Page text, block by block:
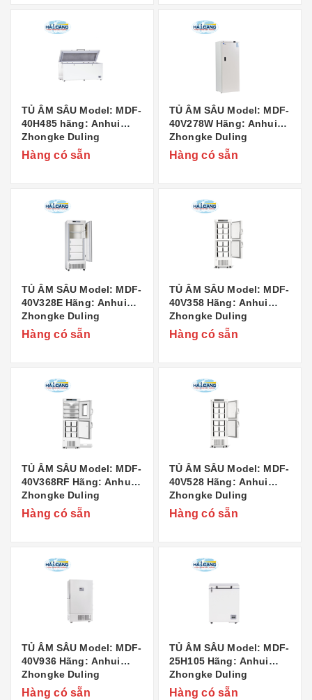
TỦ ÂM SÂU Model: MDF-
40H485 hãng: Anhui
Zhongke Duling
Commercial Appliance
Co..,Ltd Xuất xứ: Trung
Hàng có sẵn
TỦ ÂM SÂU Model: MDF-
40V278W Hãng: Anhui
Zhongke Duling
Commercial Appliance
Co..,Ltd Xuất xứ: Trung
Hàng có sẵn
TỦ ÂM SÂU Model: MDF-
40V328E Hãng: Anhui
Zhongke Duling
Commercial Appliance
Co..,Ltd Xuất xứ: Trung
Hàng có sẵn
TỦ ÂM SÂU Model: MDF-
40V358 Hãng: Anhui
Zhongke Duling
Commercial Appliance
Co..,Ltd Xuất xứ: Trung
Hàng có sẵn
TỦ ÂM SÂU Model: MDF-
40V368RF Hãng: Anhui
Zhongke Duling
Commercial Appliance
Co..,Ltd Xuất xứ: Trung
Hàng có sẵn
TỦ ÂM SÂU Model: MDF-
40V528 Hãng: Anhui
Zhongke Duling
Commercial Appliance
Co..,Ltd Xuất xứ: Trung
Hàng có sẵn
TỦ ÂM SÂU Model: MDF-
40V936 Hãng: Anhui
Zhongke Duling
Commercial Appliance
Hàng có sẵn
TỦ ÂM SÂU Model: MDF-
25H105 Hãng: Anhui
Zhongke Duling
Commercial Appliance
Hàng có sẵn